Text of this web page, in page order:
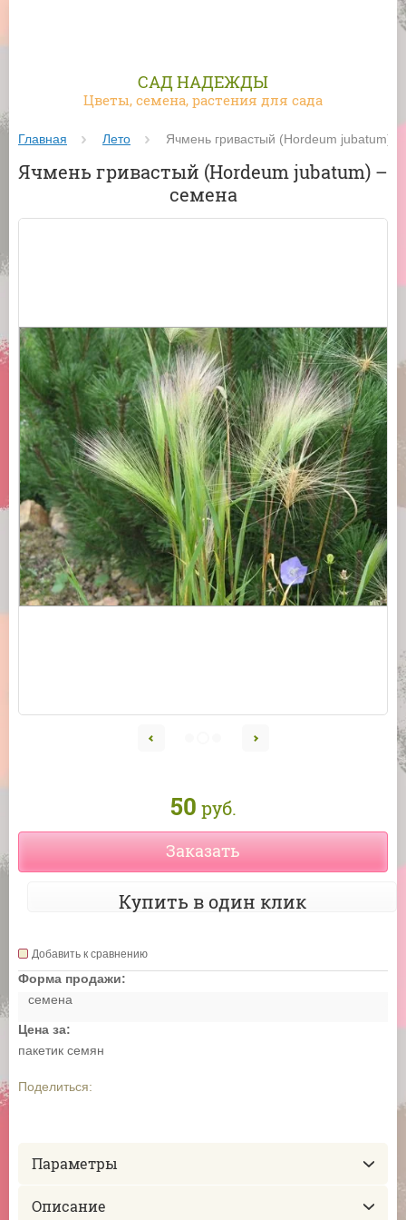
САД НАДЕЖДЫ
Цветы, семена, растения для сада
Главная Лето Ячмень гривастый (Hordeum jubatum)
Ячмень гривастый (Hordeum jubatum) –
семена
50 руб.
Заказать
Купить в один клик
Добавить к сравнению
Форма продажи:
семена
Цена за:
пакетик семян
Поделиться:
Параметры
Описание